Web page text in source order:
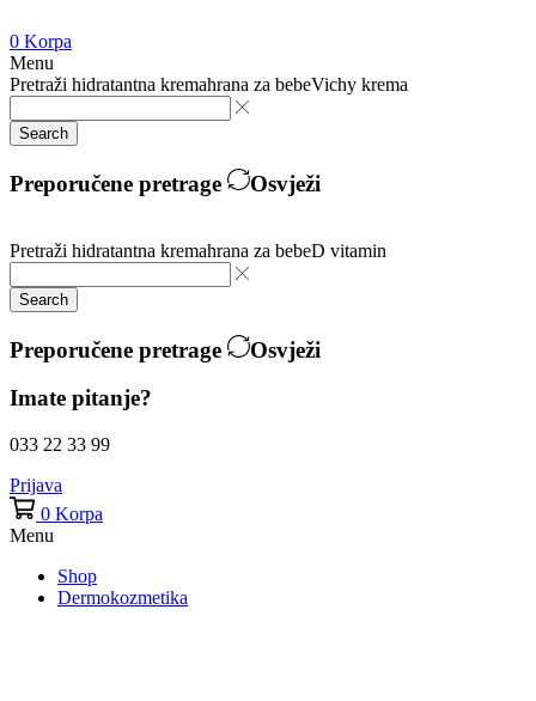
0 Korpa
Menu
Pretraži hidratantna kremahrana za bebeVichy krema
Search
Preporučene pretrage Osvježi
Pretraži hidratantna kremahrana za bebeD vitamin
Search
Preporučene pretrage
Osvježi
Imate pitanje?
033 22 33 99
Prijava
0 Korpa
Menu
Shop
Dermokozmetika